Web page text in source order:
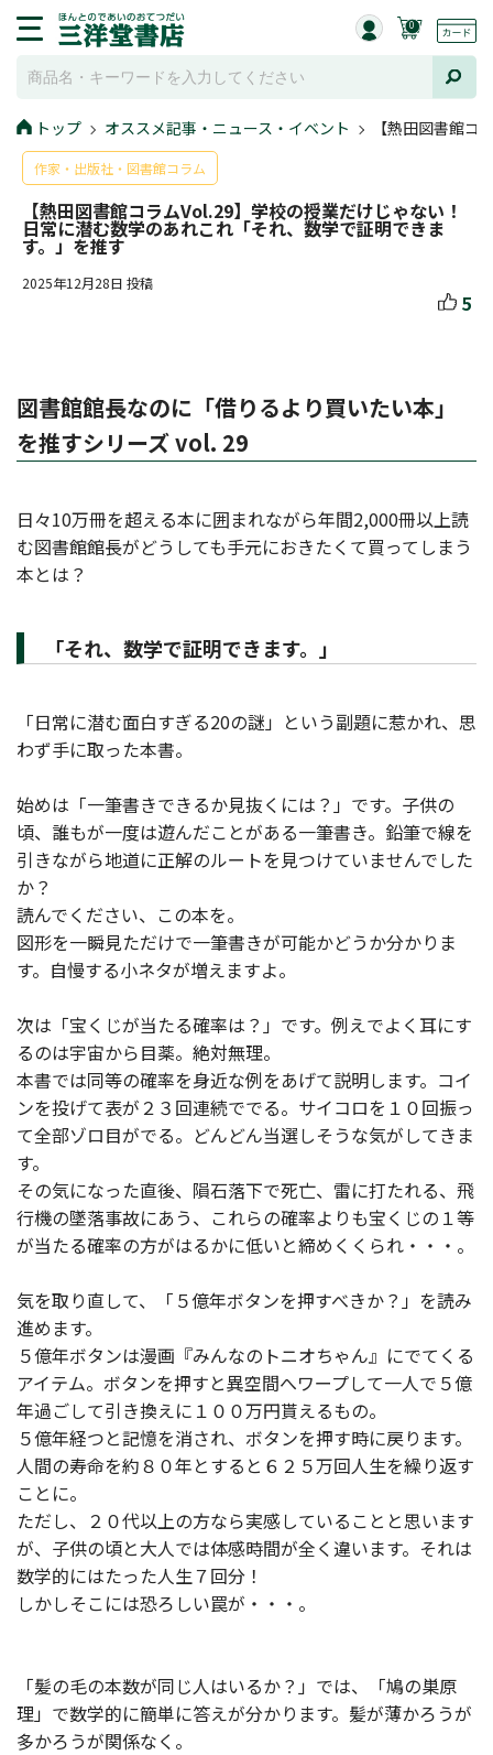
0
トップ オススメ記事・ニュース・イベント 【熱田図書館
作家・出版社・図書館コラム
【熱田図書館コラムVol.29】学校の授業だけじゃない！
日常に潜む数学のあれこれ「それ、数学で証明できま
す。」を推す
2025年12月28日 投稿
5
図書館館長なのに「借りるより買いたい本」
を推すシリーズ vol. 29
日々10万冊を超える本に囲まれながら年間2,000冊以上読
む図書館館長がどうしても手元におきたくて買ってしまう
本とは？
「それ、数学で証明できます。」
「日常に潜む面白すぎる20の謎」という副題に惹かれ、思
わず手に取った本書。
始めは「一筆書きできるか見抜くには？」です。子供の
頃、誰もが一度は遊んだことがある一筆書き。鉛筆で線を
引きながら地道に正解のルートを見つけていませんでした
か？
読んでください、この本を。
図形を一瞬見ただけで一筆書きが可能かどうか分かりま
す。自慢する小ネタが増えますよ。
次は「宝くじが当たる確率は？」です。例えでよく耳にす
るのは宇宙から目薬。絶対無理。
本書では同等の確率を身近な例をあげて説明します。コイ
ンを投げて表が２３回連続ででる。サイコロを１０回振っ
て全部ゾロ目がでる。どんどん当選しそうな気がしてきま
す。
その気になった直後、隕石落下で死亡、雷に打たれる、飛
行機の墜落事故にあう、これらの確率よりも宝くじの１等
が当たる確率の方がはるかに低いと締めくくられ・・・。
気を取り直して、「５億年ボタンを押すべきか？」を読み
進めます。
５億年ボタンは漫画『みんなのトニオちゃん』にでてくる
アイテム。ボタンを押すと異空間へワープして一人で５億
年過ごして引き換えに１００万円貰えるもの。
５億年経つと記憶を消され、ボタンを押す時に戻ります。
人間の寿命を約８０年とすると６２５万回人生を繰り返す
ことに。
ただし、２０代以上の方なら実感していることと思います
が、子供の頃と大人では体感時間が全く違います。それは
数学的にはたった人生７回分！
しかしそこには恐ろしい罠が・・・。
「髪の毛の本数が同じ人はいるか？」では、「鳩の巣原
理」で数学的に簡単に答えが分かります。髪が薄かろうが
多かろうが関係なく。